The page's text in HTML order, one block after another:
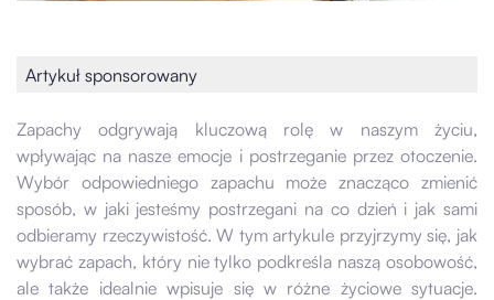
Artykuł sponsorowany
Zapachy odgrywają kluczową rolę w naszym życiu,
wpływając na nasze emocje i postrzeganie przez otoczenie.
Wybór odpowiedniego zapachu może znacząco zmienić
sposób, w jaki jesteśmy postrzegani na co dzień i jak sami
odbieramy rzeczywistość. W tym artykule przyjrzymy się, jak
wybrać zapach, który nie tylko podkreśla naszą osobowość,
ale także idealnie wpisuje się w różne życiowe sytuacje.